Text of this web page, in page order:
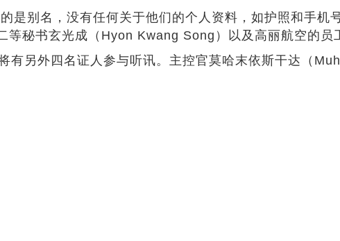
别名，没有任何关于他们的个人资料，如护照和手机
等秘书玄光成（Hyon Kwang Song）以及高丽航空的员
另外四名证人参与听讯。主控官莫哈末依斯干达（